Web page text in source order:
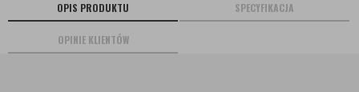
OPIS PRODUKTU SPECYFIKACJA
OPINIE KLIENTÓW